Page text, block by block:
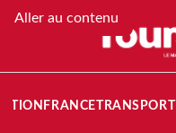
Aller au contenu
FRANCETRANSPORT